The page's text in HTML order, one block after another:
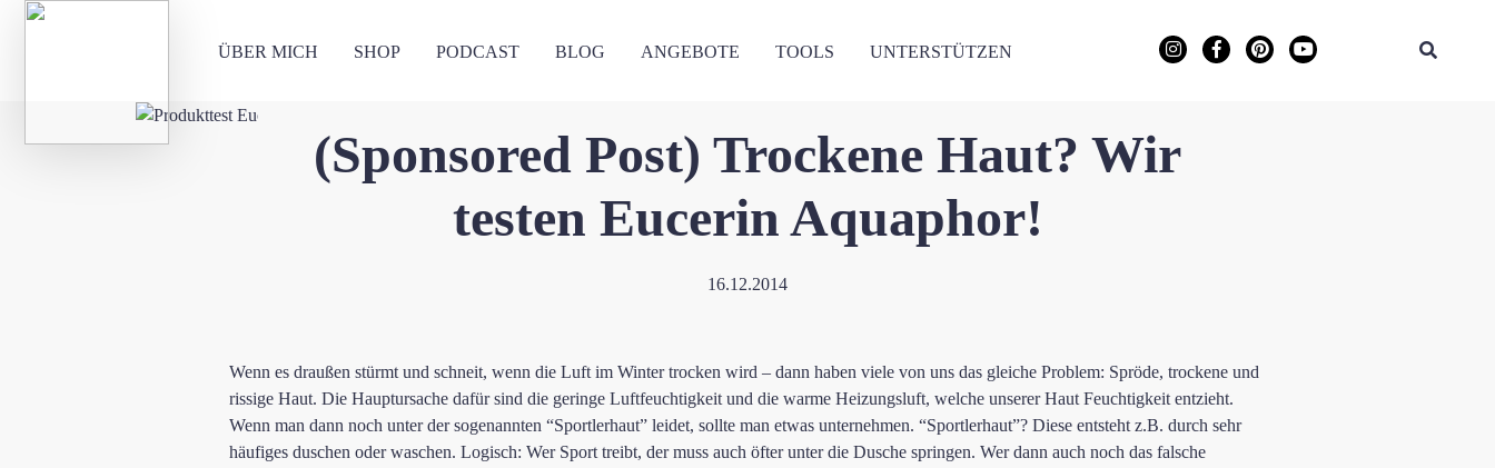
ÜBER MICH SHOP PODCAST BLOG ANGEBOTE TOOLS
UNTERSTÜTZEN
(Sponsored Post) Trockene Haut? Wir
testen Eucerin Aquaphor!
16.12.2014
Wenn es draußen stürmt und schneit, wenn die Luft im Winter trocken wird – dann haben viele von uns das gleiche Problem: Spröde, trockene und
rissige Haut. Die Hauptursache dafür sind die geringe Luftfeuchtigkeit und die warme Heizungsluft, welche unserer Haut Feuchtigkeit entzieht.
Wenn man dann noch unter der sogenannten “Sportlerhaut” leidet, sollte man etwas unternehmen. “Sportlerhaut”? Diese entsteht z.B. durch sehr
häufiges duschen oder waschen. Logisch: Wer Sport treibt, der muss auch öfter unter die Dusche springen. Wer dann auch noch das falsche